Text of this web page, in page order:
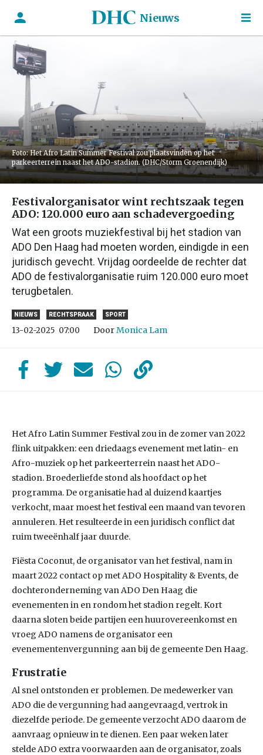
Nieuws
Foto: Het Afro Latin Summer Festival zou plaatsvinden op het
parkeerterrein naast het ADO-stadion. (DHC/Storm Groenendijk)
Festivalorganisator wint rechtszaak tegen
ADO: 120.000 euro aan schadevergoeding
Wat een groots muziekfestival bij het stadion van
ADO Den Haag had moeten worden, eindigde in een
juridisch gevecht. Vrijdag oordeelde de rechter dat
ADO de festivalorganisatie ruim 120.000 euro moet
terugbetalen.
NIEUWS RECHTSPRAAK SPORT
13-02-2025 07:00 DoorMonica Lam
Het Afro Latin Summer Festival zou in de zomer van 2022
flink uitpakken: een driedaags evenement met latin- en
Afro-muziek op het parkeerterrein naast het ADO-
stadion. Broederliefde stond als hoofdact op het
programma. De organisatie had al duizend kaartjes
verkocht, maar moest het festival een maand van tevoren
annuleren. Het resulteerde in een juridisch conflict dat
ruim tweeënhalf jaar duurde.
Fiësta Coconut, de organisator van het festival, nam in
maart 2022 contact op met ADO Hospitality & Events, de
dochteronderneming van ADO Den Haag die
evenementen in en rondom het stadion regelt. Kort
daarna sloten beide partijen een huurovereenkomst en
vroeg ADO namens de organisator een
evenementenvergunning aan bij de gemeente Den Haag.
Frustratie
Al snel ontstonden er problemen. De medewerker van
ADO die de vergunning had aangevraagd, vertrok in
diezelfde periode. De gemeente verzocht ADO daarom de
aanvraag opnieuw in te dienen. Een paar weken later
stelde ADO extra voorwaarden aan de organisator, zoals